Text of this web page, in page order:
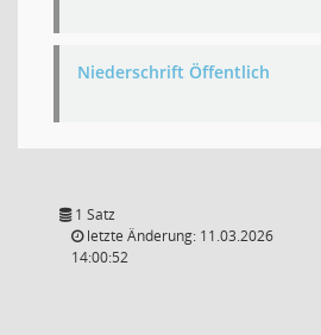
Niederschrift Öffentlich
1 Satz
letzte Änderung: 11.03.2026
14:00:52